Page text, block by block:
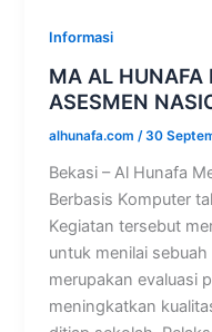
Informasi
MA AL HUNAFA
ASESMEN
alhunafa.com/30
Bekasi – Al Hunafa
Berbasis Komputer
Kegiatan tersebut
untuk menilai
merupakan evaluasi
meningkatkan